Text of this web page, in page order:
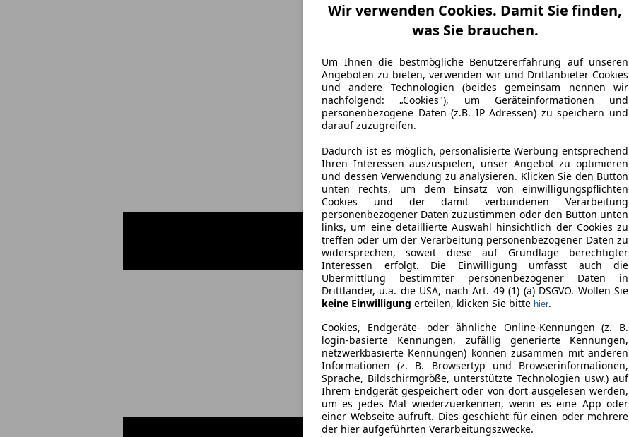
Wir verwenden Cookies. Damit Sie finden,
was Sie brauchen.
Um Ihnen die bestmögliche Benutzererfahrung auf unseren
Angeboten zu bieten, verwenden wir und Drittanbieter Cookies
und andere Technologien (beides gemeinsam nennen wir
nachfolgend: „Cookies"), um Geräteinformationen und
personenbezogene Daten (z.B. IP Adressen) zu speichern und
darauf zuzugreifen.
Dadurch ist es möglich, personalisierte Werbung entsprechend
Ihren Interessen auszuspielen, unser Angebot zu optimieren
und dessen Verwendung zu analysieren. Klicken Sie den Button
unten rechts, um dem Einsatz von einwilligungspflichten
Cookies und der damit verbundenen Verarbeitung
personenbezogener Daten zuzustimmen oder den Button unten
links, um eine detaillierte Auswahl hinsichtlich der Cookies zu
treffen oder um der Verarbeitung personenbezogener Daten zu
widersprechen, soweit diese auf Grundlage berechtigter
Interessen erfolgt. Die Einwilligung umfasst auch die
Übermittlung bestimmter personenbezogener Daten in
Drittländer, u.a. die USA, nach Art. 49 (1) (a) DSGVO. Wollen Sie
keine Einwilligung erteilen, klicken Sie bitte hier.
Cookies, Endgeräte- oder ähnliche Online-Kennungen (z. B.
login-basierte Kennungen, zufällig generierte Kennungen,
netzwerkbasierte Kennungen) können zusammen mit anderen
Informationen (z. B. Browsertyp und Browserinformationen,
Sprache, Bildschirmgröße, unterstützte Technologien usw.) auf
Ihrem Endgerät gespeichert oder von dort ausgelesen werden,
um es jedes Mal wiederzuerkennen, wenn es eine App oder
einer Webseite aufruft. Dies geschieht für einen oder mehrere
der hier aufgeführten Verarbeitungszwecke.